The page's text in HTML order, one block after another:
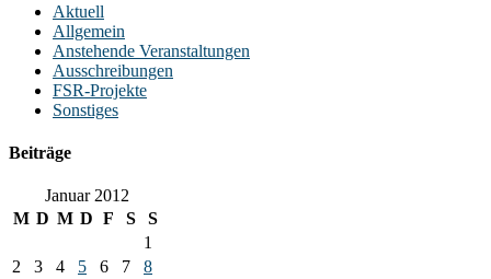
Aktuell
Allgemein
Anstehende Veranstaltungen
Ausschreibungen
FSR-Projekte
Sonstiges
Beiträge
Januar 2012
M D M D F S
S
1
2
3 4 5 6 7
8